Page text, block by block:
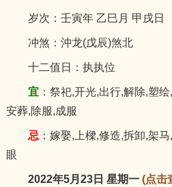
岁次：壬寅年 乙巳月 甲戌日
冲煞：沖龙(戊辰)煞北
十二值日：执执位
宜：祭祀,开光,出行,解除,塑
安葬,除服,成服
忌 ：嫁娶,上樑,修造,拆卸,架
眼
2022年5月23日 星期一 (点击